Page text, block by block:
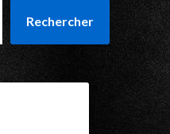
Rechercher